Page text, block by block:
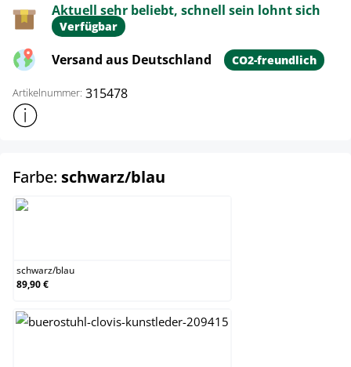
Aktuell sehr beliebt, schnell sein lohnt sich
Verfügbar
Versand aus Deutschland CO2-freundlich
Artikelnummer: 315478
Weitere Produktinformationen anzeigen
Farbe: schwarz/blau
schwarz/blau
89,90 €